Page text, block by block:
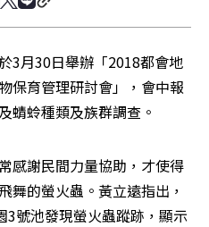
3月30日舉辦「2018都會地
保育管理研討會」，會中報
蜻蛉種類及族群調查。
感謝民間力量協助，才使得
舞的螢火蟲。黃立遠指出，
號池發現螢火蟲蹤跡，顯示